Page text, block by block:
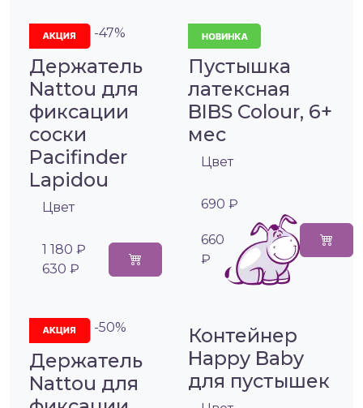
-47%
Держатель
Nattou для
фиксации
соски
Pacifinder
Lapidou
Цвет
1 180 ₽
630 ₽
Пустышка
латексная
BIBS Colour, 6+
мес
Цвет
690 ₽
660
₽
-50%
Держатель
Nattou для
Контейнер
Happy Baby
для пустышек